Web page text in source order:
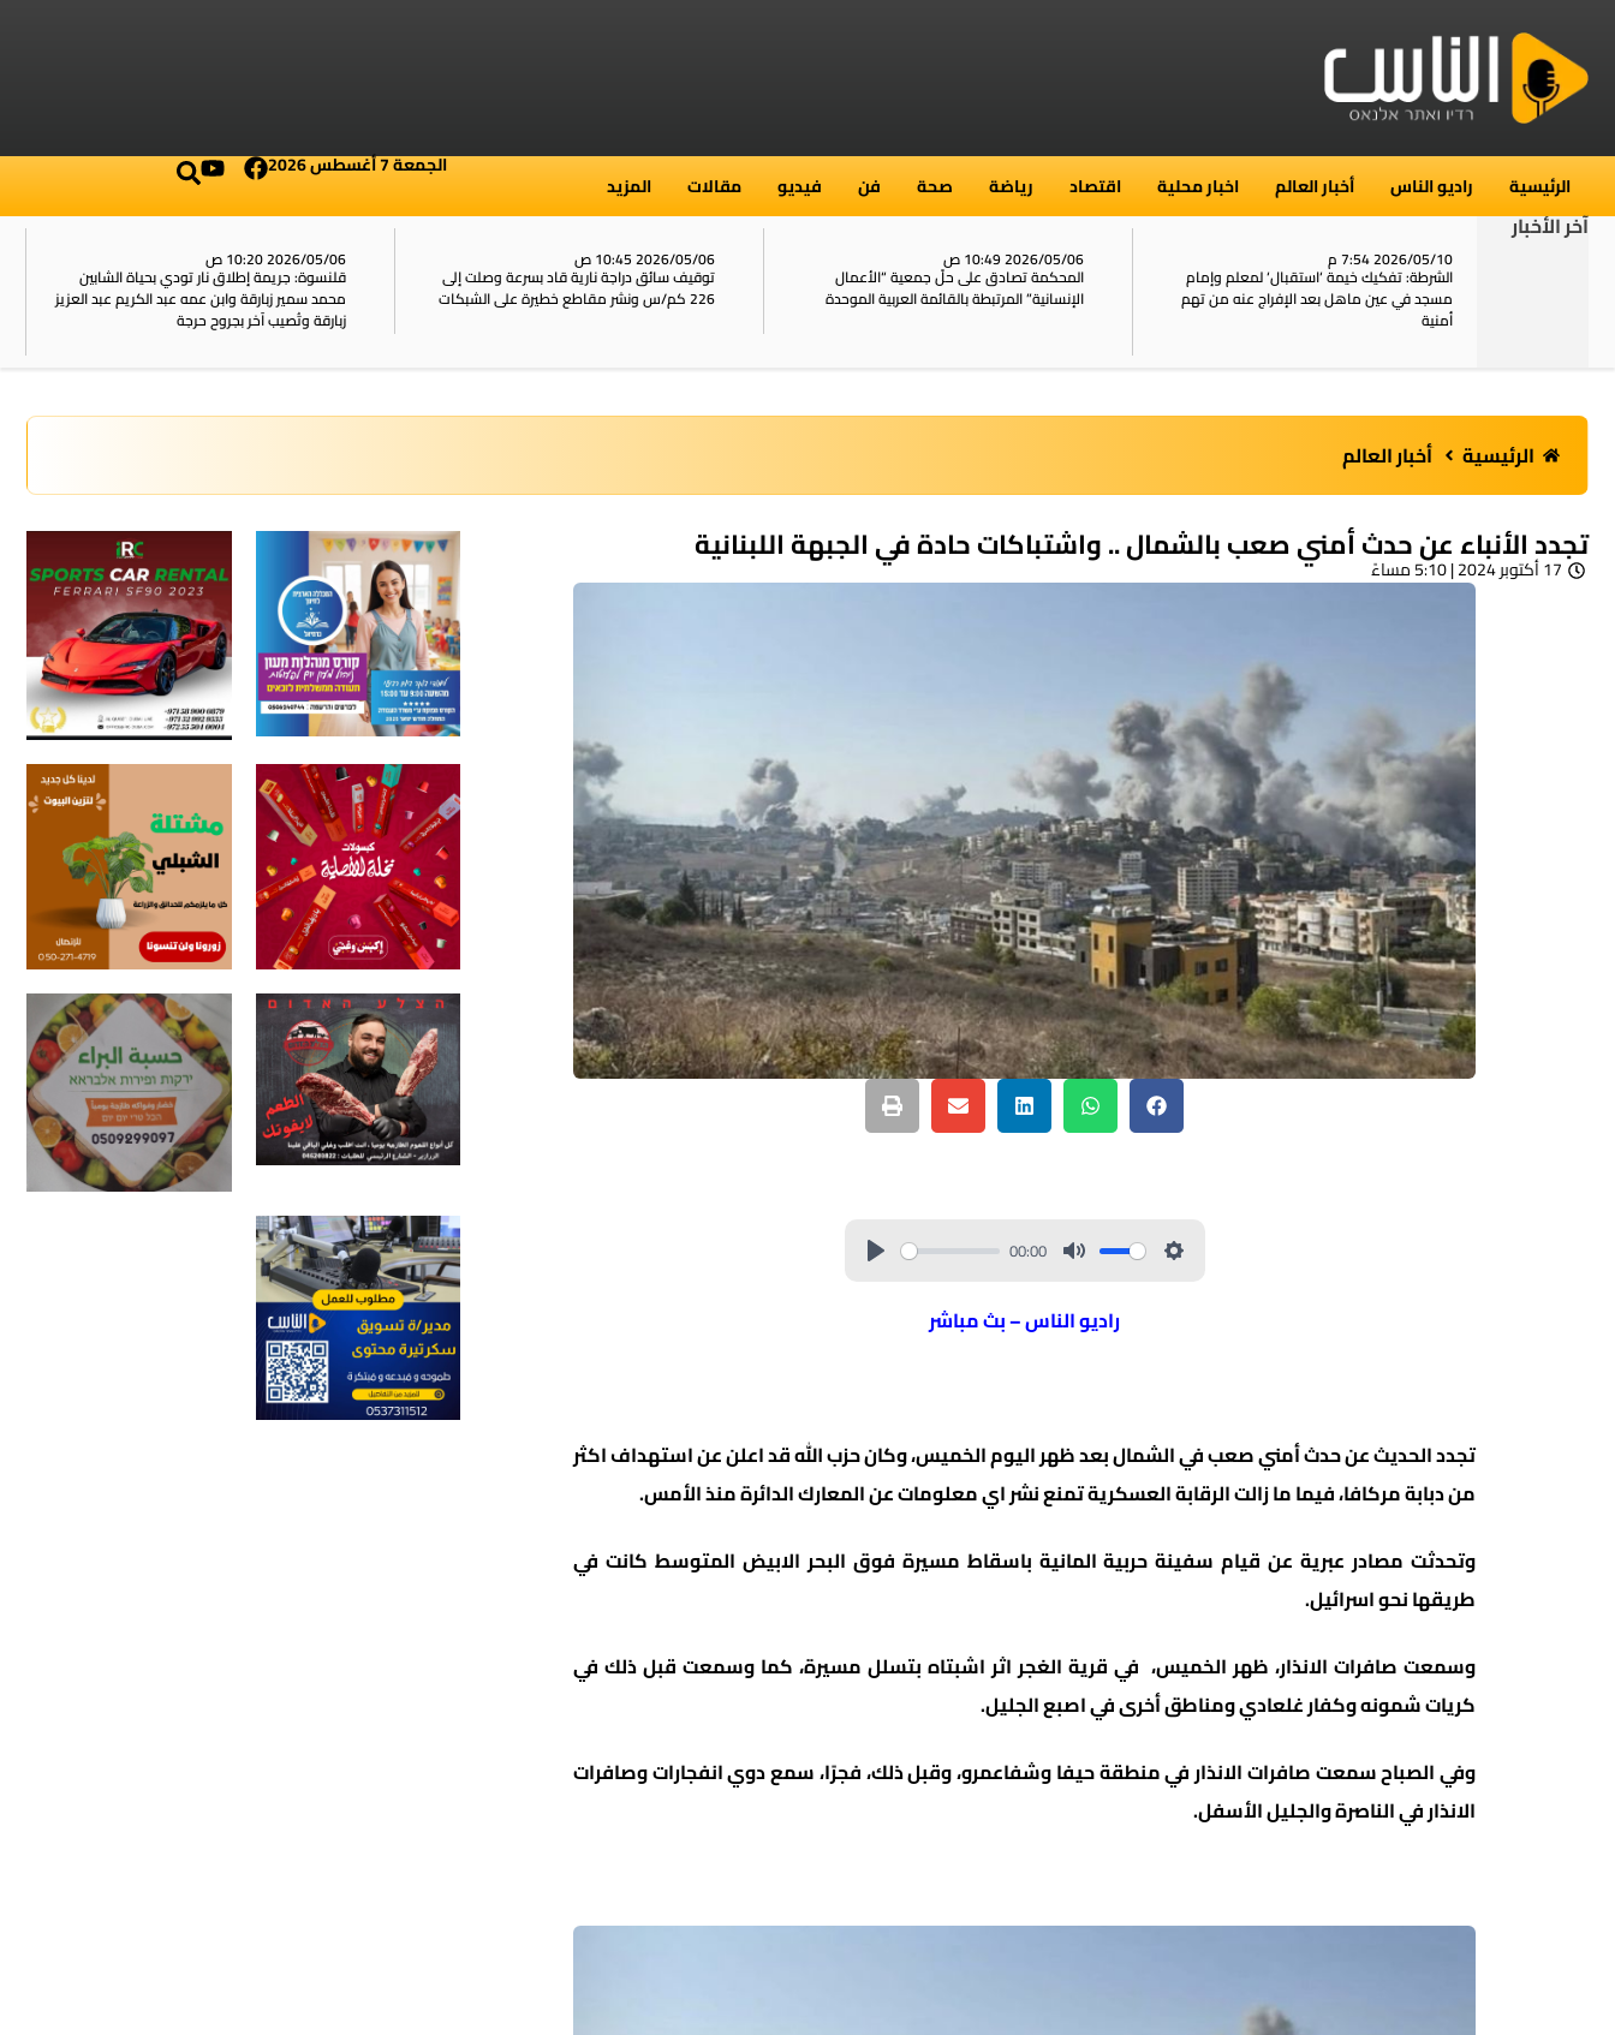
الرئيسية راديو الناس أخبار العالم اخبار محلية اقتصاد رياضة صحة فن فيديو مقالات المزيد
الجمعة 7 أغسطس 2026
آخر الأخبار
2026/05/10 7:54 م
الشرطة: تفكيك خيمة ‘استقبال‘ لمعلم وإمام
مسجد في عين ماهل بعد الإفراج عنه من تهم
أمنية
2026/05/06 10:49 ص
المحكمة تصادق على حلّ جمعية “الأعمال
الإنسانية” المرتبطة بالقائمة العربية الموحدة
2026/05/06 10:45 ص
توقيف سائق دراجة نارية قاد بسرعة وصلت إلى
226 كم/س ونشر مقاطع خطيرة على الشبكات
2026/05/06 10:20 ص
قلنسوة: جريمة إطلاق نار تودي بحياة الشابين
محمد سمير زبارقة وابن عمه عبد الكريم عبد العزيز
زبارقة وتُصيب آخر بجروح حرجة
الرئيسية أخبار العالم
تجدد الأنباء عن حدث أمني صعب بالشمال .. واشتباكات حادة في الجبهة اللبنانية
17 أكتوبر 2024 | 5:10 مساءً
00:00
راديو الناس – بث مباشر
تجدد الحديث عن حدث أمني صعب في الشمال بعد ظهر اليوم الخميس، وكان حزب الله قد اعلن عن استهداف اكثر
من دبابة مركافا، فيما ما زالت الرقابة العسكرية تمنع نشر اي معلومات عن المعارك الدائرة منذ الأمس.
وتحدثت مصادر عبرية عن قيام سفينة حربية المانية باسقاط مسيرة فوق البحر الابيض المتوسط كانت في
طريقها نحو اسرائيل.
وسمعت صافرات الانذار، ظهر الخميس، في قرية الغجر اثر اشبتاه بتسلل مسيرة، كما وسمعت قبل ذلك في
كريات شمونه وكفار غلعادي ومناطق أخرى في اصبع الجليل.
وفي الصباح سمعت صافرات الانذار في منطقة حيفا وشفاعمرو، وقبل ذلك، فجرًا، سمع دوي انفجارات وصافرات
الانذار في الناصرة والجليل الأسفل.